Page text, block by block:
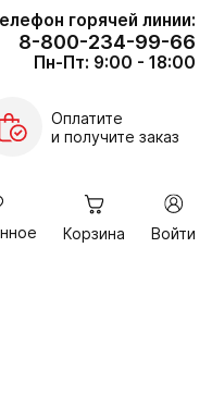
горячей линии:
8-800-234-99-66
Пн-Пт: 9:00 - 18:00
Оплатите
и получите заказ
Корзина Войти